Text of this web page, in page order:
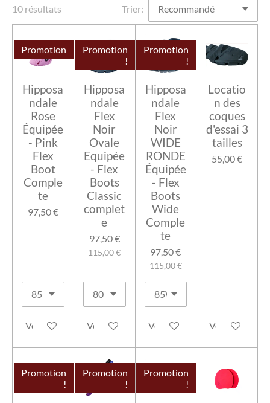
10 résultats Trier:
Promotion
Hipposa
ndale
Rose
Équipée
- Pink
Flex
Boot
Comple
te
97,50 €
Voir les détails
Promotion
!
Hipposa
ndale
Flex
Noir
Ovale
Equipée
- Flex
Boots
Classic
complet
e
97,50 €
115,00 €
Voir les détails
Promotion
!
Hipposa
ndale
Flex
Noir
WIDE
RONDE
Équipée
- Flex
Boots
Wide
Comple
te
97,50 €
115,00 €
Voir les détails
Locatio
n des
coques
d'essai 3
tailles
55,00 €
Voir les détails
Promotion
!
Promotion
!
Promotion
!